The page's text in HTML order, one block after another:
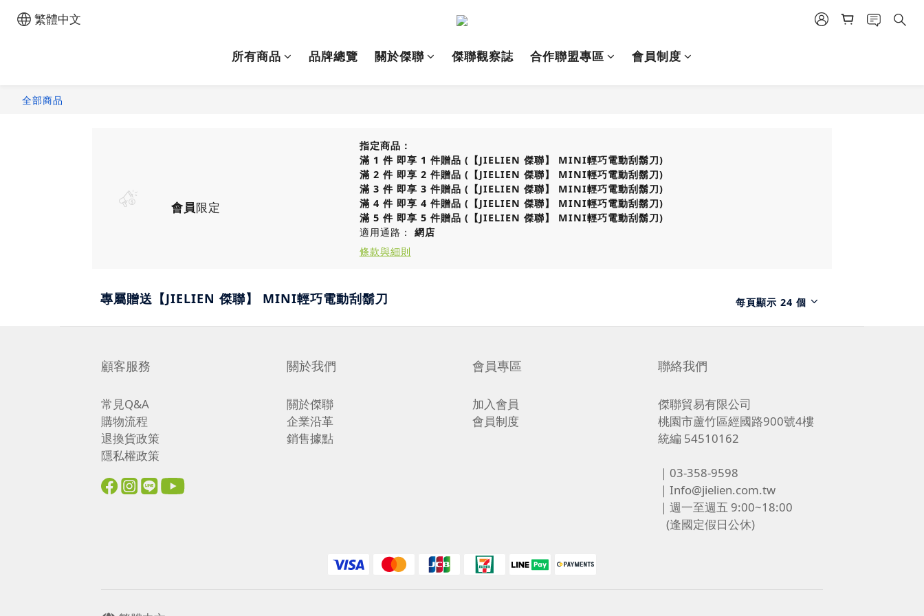
繁體中文
所有商品 品牌總覽 關於傑聯 傑聯觀察誌 合作聯盟專區 會員制度
全部商品
會員限定
指定商品：
滿 1 件 即享 1 件贈品 (【JIELIEN 傑聯】 MINI輕巧電動刮鬍刀)
滿 2 件 即享 2 件贈品 (【JIELIEN 傑聯】 MINI輕巧電動刮鬍刀)
滿 3 件 即享 3 件贈品 (【JIELIEN 傑聯】 MINI輕巧電動刮鬍刀)
滿 4 件 即享 4 件贈品 (【JIELIEN 傑聯】 MINI輕巧電動刮鬍刀)
滿 5 件 即享 5 件贈品 (【JIELIEN 傑聯】 MINI輕巧電動刮鬍刀)
適用通路： 網店
條款與細則
專屬贈送【JIELIEN 傑聯】 MINI輕巧電動刮鬍刀 每頁顯示 24 個
顧客服務
常見Q&A
購物流程
退換貨政策
隱私權政策
關於我們
關於傑聯
企業沿革
銷售據點
會員專區
加入會員
會員制度
聯絡我們
傑聯貿易有限公司
桃園市蘆竹區經國路900號4樓
統編 54510162
｜03-358-9598
｜Info@jielien.com.tw
｜週一至週五 9:00~18:00
(逢國定假日公休)